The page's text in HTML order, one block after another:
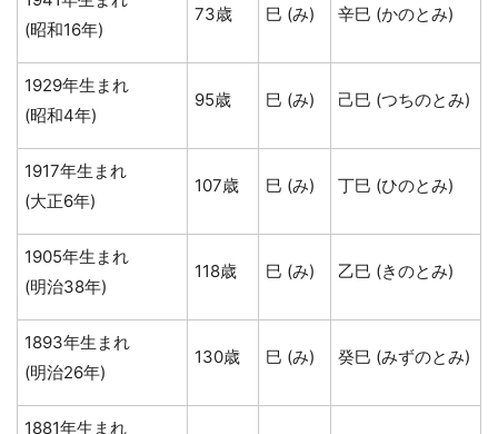
(昭和16年)
73歳 巳 (み) 辛巳 (かのとみ)
1929年生まれ
(昭和4年)
95歳 巳 (み) 己巳 (つちのとみ)
1917年生まれ
(大正6年)
107歳 巳 (み) 丁巳 (ひのとみ)
1905年生まれ
(明治38年)
118歳 巳 (み) 乙巳 (きのとみ)
1893年生まれ
(明治26年)
130歳 巳 (み) 癸巳 (みずのとみ)
1881年生まれ